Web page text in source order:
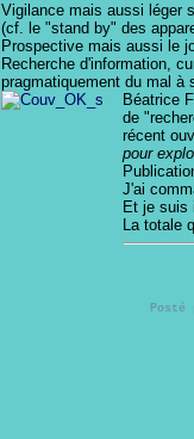
Vigilance mais aussi léger
(cf. le "stand by" des
Prospective mais aussi le
Recherche d'information,
pragmatiquement du mal à
Béatrice
de
récent
pour
J'ai
Et je suis
La totale